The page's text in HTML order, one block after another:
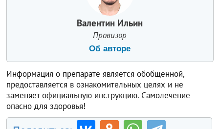
Валентин Ильин
Провизор
Об авторе
Информация о препарате является обобщенной,
предоставляется в ознакомительных целях и не
заменяет официальную инструкцию. Самолечение
опасно для здоровья!